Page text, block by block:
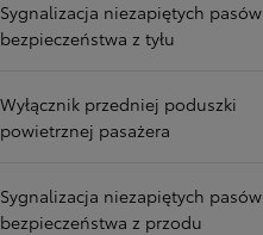
Sygnalizacja niezapiętych pasów
bezpieczeństwa z tyłu
Wyłącznik przedniej poduszki
powietrznej pasażera
Sygnalizacja niezapiętych pasów
bezpieczeństwa z przodu